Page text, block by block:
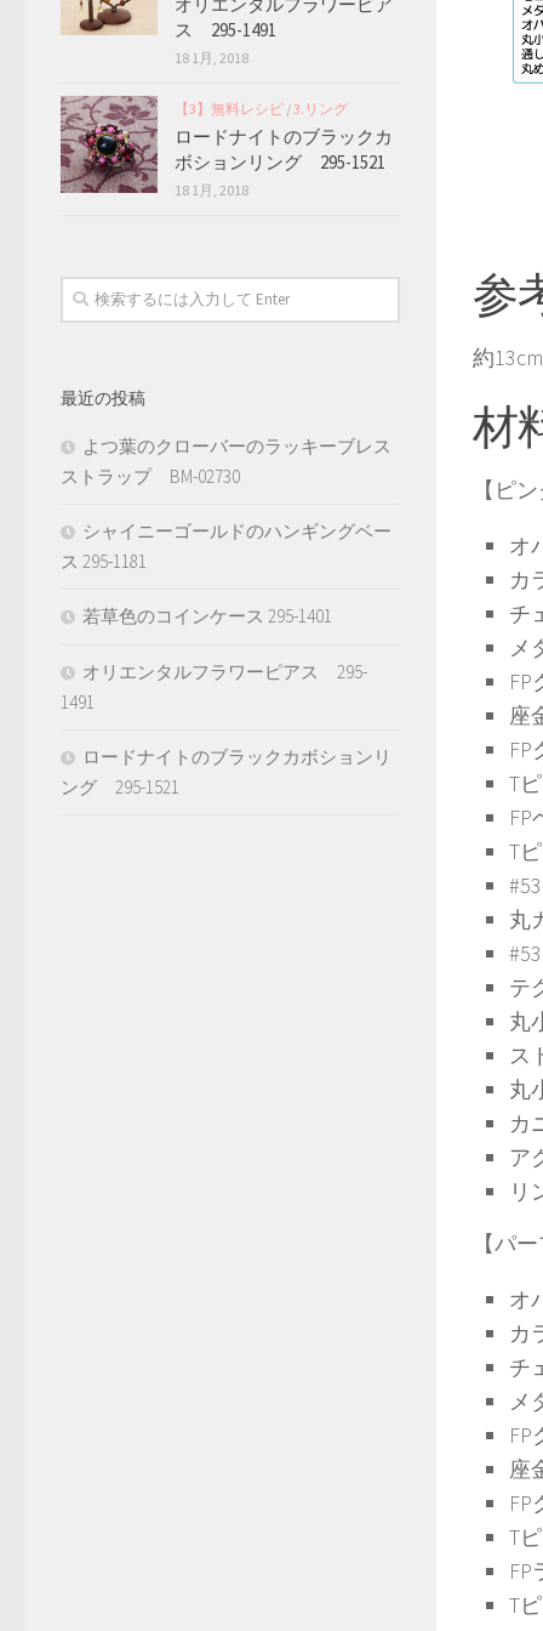
参
約
材
【ピ
オ
カ
チ
メ
座
T
T
丸
テ
丸
ス
丸
カ
ア
リ
【パ
オ
カ
チ
メ
座
T
T
ス 295-1491
18 1月, 2018
【3】無料レシピ /3.リング
ロードナイトのブラックカ
ボションリング 295-1521
18 1月, 2018
最近の投稿
よつ葉のクローバーのラッキーブレス
ストラップ BM-02730
シャイニーゴールドのハンギングベー
ス 295-1181
若草色のコインケース 295-1401
オリエンタルフラワーピアス 295-
1491
ロードナイトのブラックカボションリ
ング 295-1521